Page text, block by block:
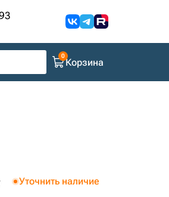
Корзина
Уточнить наличие